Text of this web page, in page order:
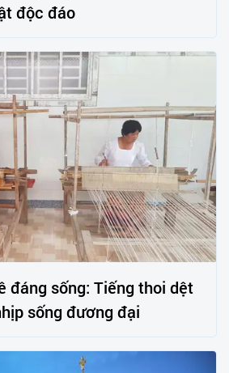
độc đáo
đáng sống: Tiếng thoi dệt
sống đương đại